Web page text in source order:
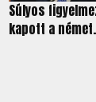
Súlyos
kapott a